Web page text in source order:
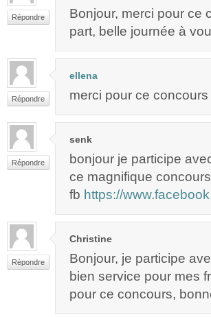
Répondre
Bonjour, merci pour ce
part, belle journée à
Répondre
ellena
merci pour ce
Répondre
senk
bonjour je participe
ce magnifique
fb https://
Répondre
Christine
Bonjour, je participe
bien service pour mes
pour ce concours,